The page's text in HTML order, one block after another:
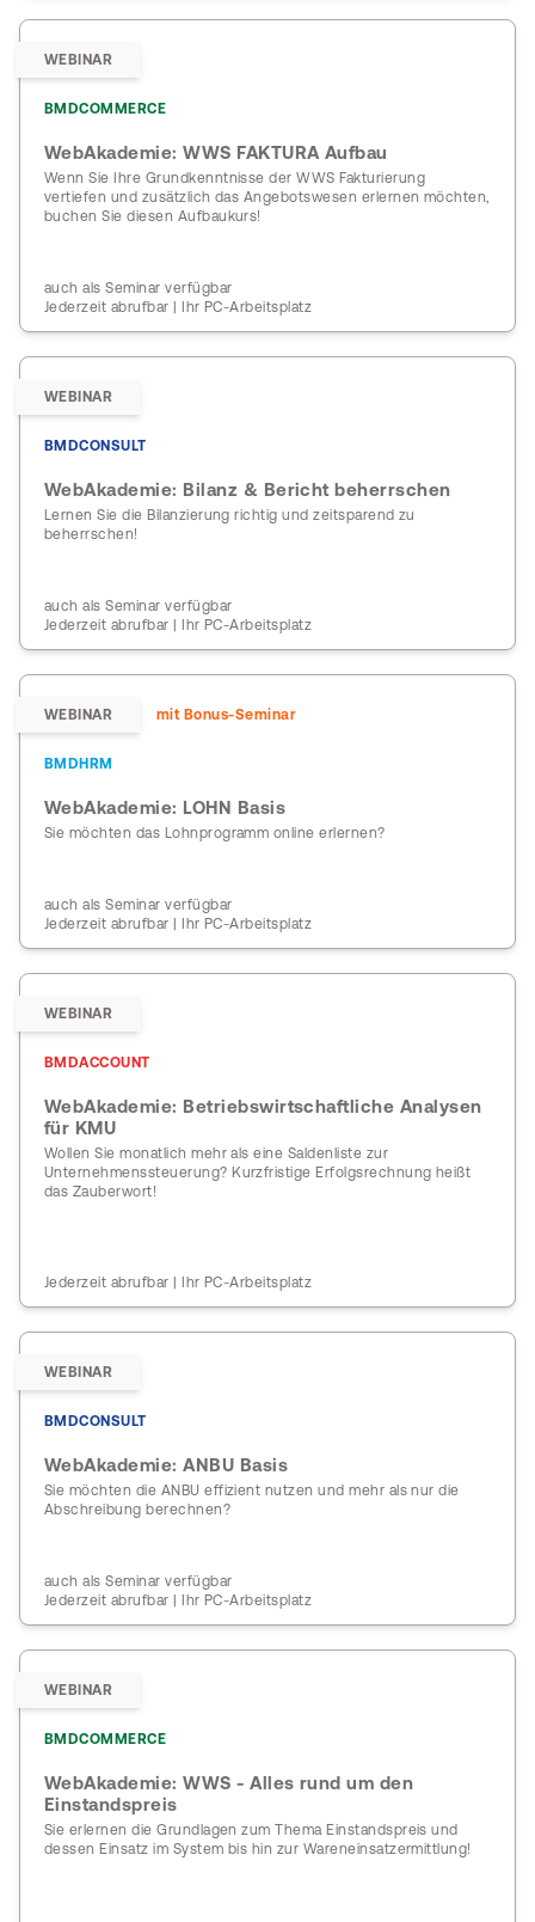
WEBINAR
BMDCOMMERCE
WebAkademie: WWS FAKTURA Aufbau
Wenn Sie Ihre Grundkenntnisse der WWS Fakturierung
vertiefen und zusätzlich das Angebotswesen erlernen möchten,
buchen Sie diesen Aufbaukurs!
auch als Seminar verfügbar
Jederzeit abrufbar | Ihr PC-Arbeitsplatz
WEBINAR
BMDCONSULT
WebAkademie: Bilanz & Bericht beherrschen
Lernen Sie die Bilanzierung richtig und zeitsparend zu
beherrschen!
auch als Seminar verfügbar
Jederzeit abrufbar | Ihr PC-Arbeitsplatz
WEBINAR mit Bonus-Seminar
BMDHRM
WebAkademie: LOHN Basis
Sie möchten das Lohnprogramm online erlernen?
auch als Seminar verfügbar
Jederzeit abrufbar | Ihr PC-Arbeitsplatz
WEBINAR
BMDACCOUNT
WebAkademie: Betriebswirtschaftliche Analysen
für KMU
Wollen Sie monatlich mehr als eine Saldenliste zur
Unternehmenssteuerung? Kurzfristige Erfolgsrechnung heißt
das Zauberwort!
Jederzeit abrufbar | Ihr PC-Arbeitsplatz
WEBINAR
BMDCONSULT
WebAkademie: ANBU Basis
Sie möchten die ANBU effizient nutzen und mehr als nur die
Abschreibung berechnen?
auch als Seminar verfügbar
Jederzeit abrufbar | Ihr PC-Arbeitsplatz
WEBINAR
BMDCOMMERCE
WebAkademie: WWS - Alles rund um den
Einstandspreis
Sie erlernen die Grundlagen zum Thema Einstandspreis und
dessen Einsatz im System bis hin zur Wareneinsatzermittlung!